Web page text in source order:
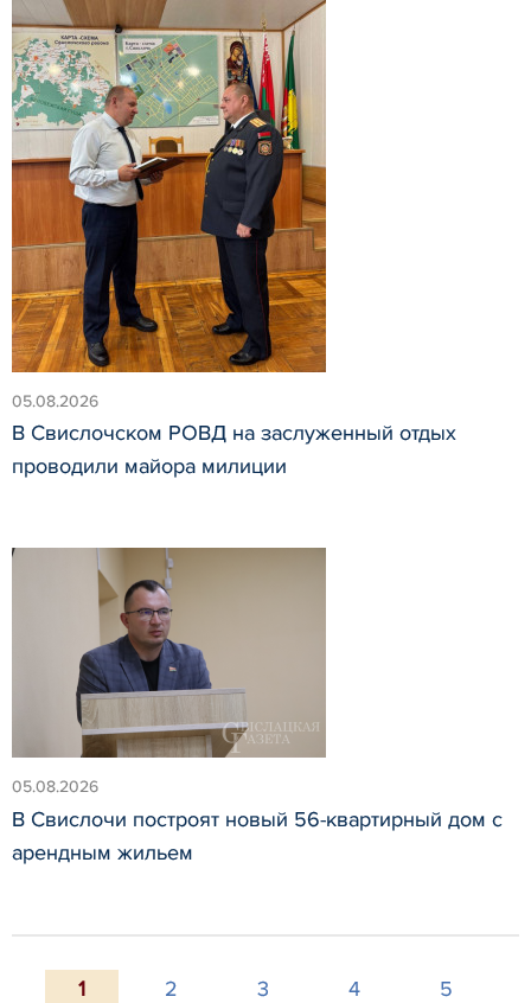
05.08.2026
В Свислочском РОВД на заслуженный отдых
проводили майора милиции
05.08.2026
В Свислочи построят новый 56-квартирный дом с
арендным жильем
1 2 3 4
5